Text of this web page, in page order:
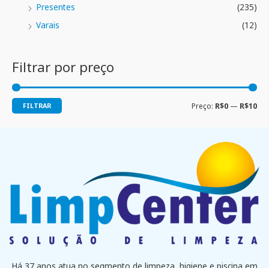
Presentes
(235)
Varais
(12)
Filtrar por preço
FILTRAR Preço: R$0 — R$10